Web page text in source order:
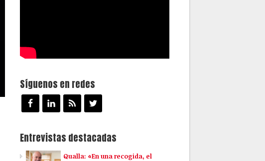
Síguenos en redes
Entrevistas destacadas
Qualla: «En una recogida, el